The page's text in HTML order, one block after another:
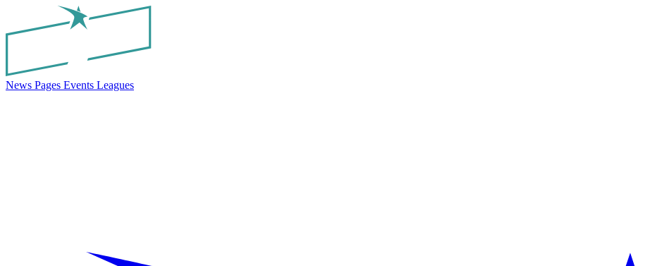
News Pages Events Leagues